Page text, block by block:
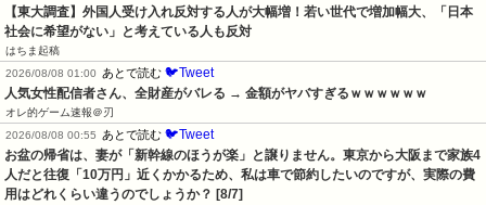
【東大調査】外国人受け入れ反対する人が大幅増！若い世代で増加幅大、「日本
社会に希望がない」と考えている人も反対
はちま起稿
2026/08/08 01:00
あとで読む 🐦Tweet
人気女性配信者さん、全財産がバレる → 金額がヤバすぎるｗｗｗｗｗｗ
オレ的ゲーム速報＠刃
2026/08/08 00:55
あとで読む 🐦Tweet
お盆の帰省は、妻が「新幹線のほうが楽」と譲りません。東京から大阪まで家族4
人だと往復「10万円」近くかかるため、私は車で節約したいのですが、実際の費
用はどれくらい違うのでしょうか？ [8/7]